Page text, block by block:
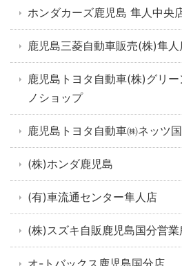
ホンダカーズ鹿児島 隼人中央
鹿児島三菱自動車販売(株)隼人
鹿児島トヨタ自動車(株)グリ
ノショップ
鹿児島トヨタ自動車㈱ネッツ
(株)ホンダ鹿児島
(有)車流通センター隼人店
(株)スズキ自販鹿児島国分営業